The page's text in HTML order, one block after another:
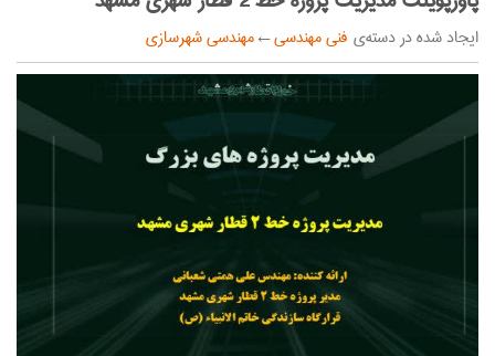
ایجاد شده در دسته‌ی فنی مهندسی←مهندسی شهرسازی